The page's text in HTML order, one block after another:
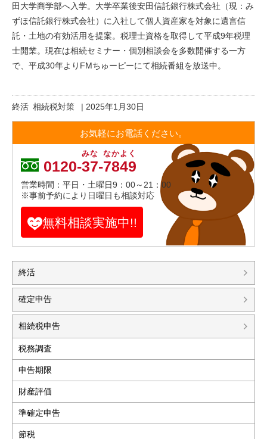
田大学商学部へ入学。大学卒業後安田信託銀行株式会社（現：み
ずほ信託銀行株式会社）に入社して個人資産家を対象に遺言信
託・土地の有効活用を提案。税理士資格を取得して平成9年税理
士開業。現在は相続セミナー・個別相談会を多数開催する一方
で、平成30年より FMちゅーピーにて相続番組を放送中。
終活 相続税対策 | 2025年1月30日
お気軽にお電話ください。
0120-37
みな
-7849
なかよく
営業時間：平日・土曜日9：00～21：00
※事前予約により日曜日も相談対応
無料相談実施中!!
終活
確定申告
相続税申告
税務調査
申告期限
財産評価
準確定申告
節税